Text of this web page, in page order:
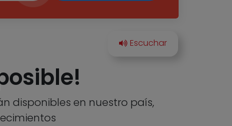
disponibles en nuestro país,